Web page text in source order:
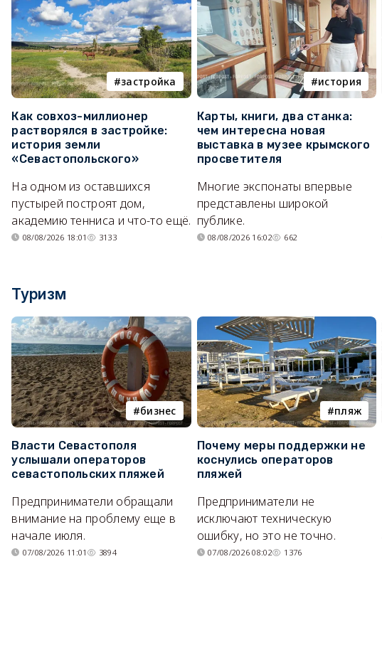
застройка
Как совхоз-миллионер
растворялся в застройке:
история земли
«Севастопольского»
На одном из оставшихся
пустырей построят дом,
академию тенниса и что-то ещё.
08/08/2026 18:01 3133
история
Карты, книги, два станка:
чем интересна новая
выставка в музее крымского
просветителя
Многие экспонаты впервые
представлены широкой
публике.
08/08/2026 16:02 662
Туризм
бизнес
Власти Севастополя
услышали операторов
севастопольских пляжей
Предприниматели обращали
внимание на проблему еще в
начале июля.
07/08/2026 11:01 3894
пляж
Почему меры поддержки не
коснулись операторов
пляжей
Предприниматели не
исключают техническую
ошибку, но это не точно.
07/08/2026 08:02 1376